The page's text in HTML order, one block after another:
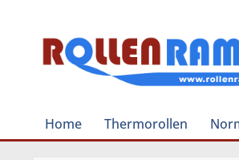
Home Thermorollen